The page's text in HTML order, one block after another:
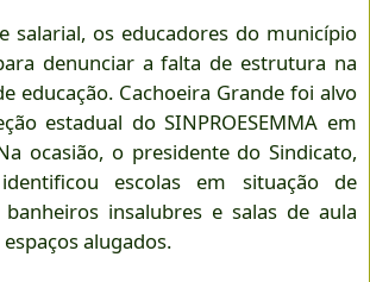
salarial, os educadores do município
denunciar a falta de estrutura na
educação. Cachoeira Grande foi alvo
estadual do SINPROESEMMA em
ocasião, o presidente do Sindicato,
escolas em situação de
insalubres e salas de aula
alugados.